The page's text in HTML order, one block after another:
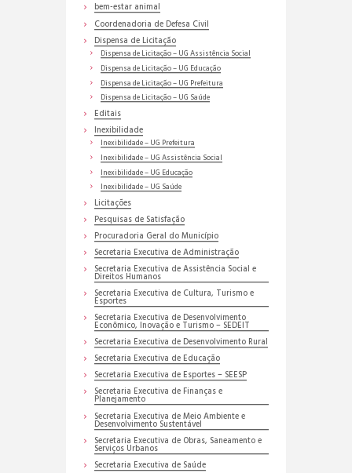
bem-estar animal
Coordenadoria de Defesa Civil
Dispensa de Licitação
Dispensa de Licitação – UG Assistência Social
Dispensa de Licitação – UG Educação
Dispensa de Licitação – UG Prefeitura
Dispensa de Licitação – UG Saúde
Editais
Inexibilidade
Inexibilidade – UG Prefeitura
Inexibilidade – UG Assistência Social
Inexibilidade – UG Educação
Inexibilidade – UG Saúde
Licitações
Pesquisas de Satisfação
Procuradoria Geral do Município
Secretaria Executiva de Administração
Secretaria Executiva de Assistência Social e
Direitos Humanos
Secretaria Executiva de Cultura, Turismo e
Esportes
Secretaria Executiva de Desenvolvimento
Econômico, Inovação e Turismo – SEDEIT
Secretaria Executiva de Desenvolvimento Rural
Secretaria Executiva de Educação
Secretaria Executiva de Esportes – SEESP
Secretaria Executiva de Finanças e
Planejamento
Secretaria Executiva de Meio Ambiente e
Desenvolvimento Sustentável
Secretaria Executiva de Obras, Saneamento e
Serviços Urbanos
Secretaria Executiva de Saúde